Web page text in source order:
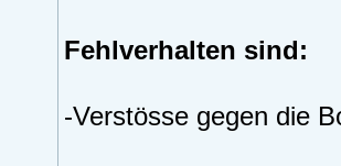
Fehlverhalten sind:
-Verstösse gegen die